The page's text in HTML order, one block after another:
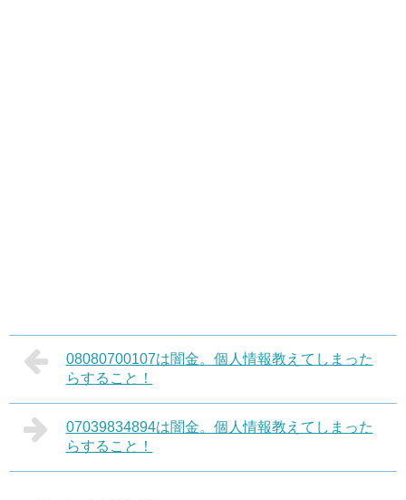
08080700107は闇金。個人情報教えてしまった
らすること！
07039834894は闇金。個人情報教えてしまった
らすること！